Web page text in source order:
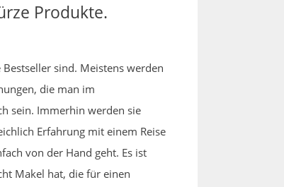
Produkte.
sind. Meistens werden
die man im
sein. Immerhin werden sie
Erfahrung mit einem Reise
von der Hand geht. Es ist
Makel hat, die für einen